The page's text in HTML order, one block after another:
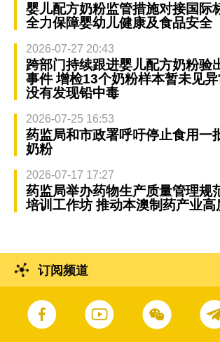
婴儿配方奶粉监管措施对接国
全力保障婴幼儿健康及食品安全
2026-07-27 20:43
跨部门持续跟进婴儿配方奶粉验
事件 增检13个奶粉样本暂未见
没有发现铅中毒
2026-07-25 16:53
药监局和市政署呼吁停止食用一
奶粉
2026-07-17 17:27
药监局举办药物生产质量管理规
培训工作坊 推动本澳制药产业高
订阅频道